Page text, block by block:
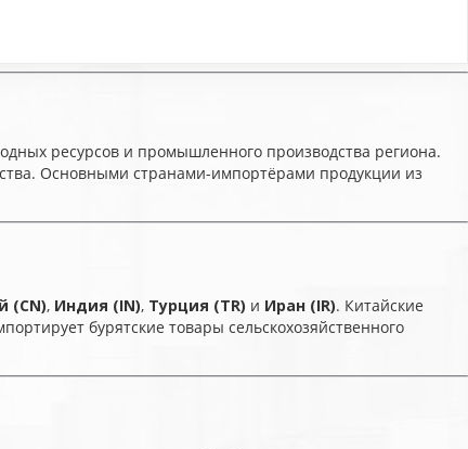
ресурсов и промышленного производства региона.
Основными странами-импортёрами продукции из
(CN), Индия (IN), Турция (TR) и Иран (IR). Китайские
бурятские товары сельскохозяйственного